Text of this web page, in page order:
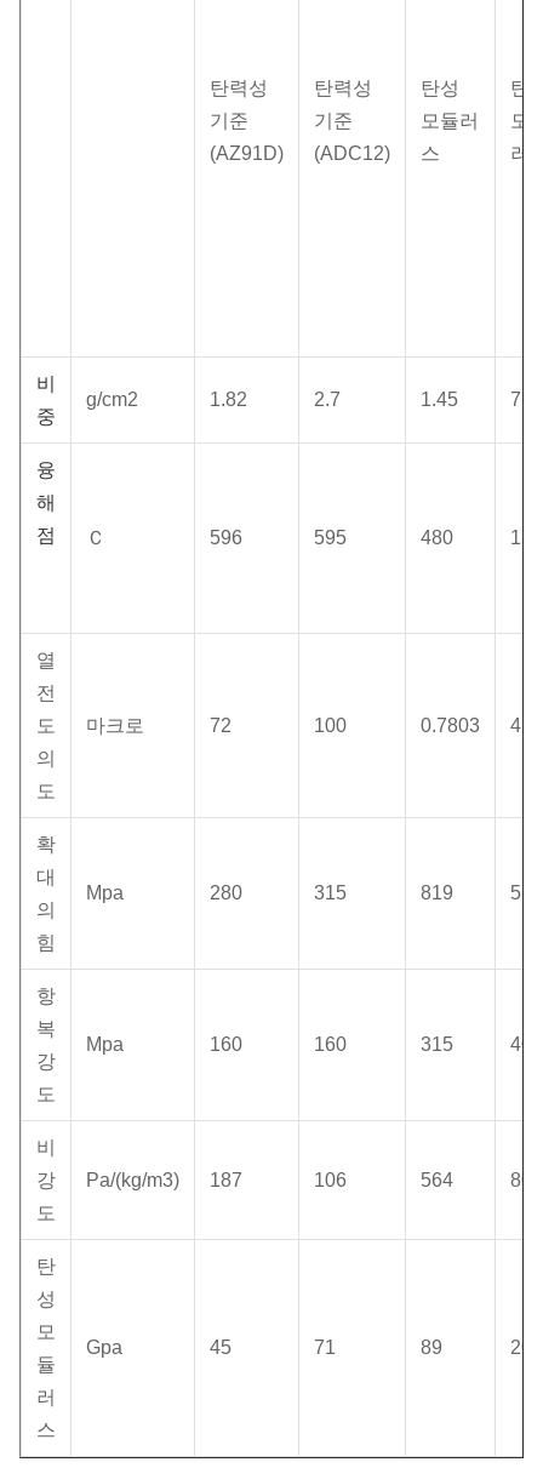
탄력성
기준
(AZ91D)
탄력성
기준
(ADC12)
탄성
모듈러
스
탄
모
러
비
중
g/cm2 1.82 2.7 1.45
융
해
점
Ｃ 596 595 480
열
전
도
의
도
마크로 72 100 0.7803 42
확
대
의
힘
Mpa 280 315 819 517
항
복
강
도
Mpa 160 160 315 400
비
강
도
Pa/(kg/m3) 187 106 564 80
탄
성
모
듈
러
스
Gpa 45 71 89 200